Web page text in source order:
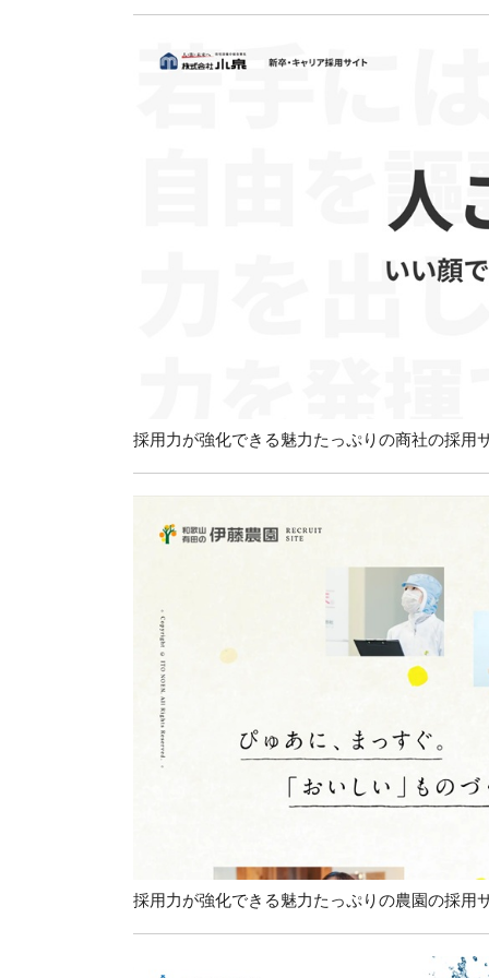
採用力が強化できる魅力たっぷりの商社の採用
採用力が強化できる魅力たっぷりの農園の採用